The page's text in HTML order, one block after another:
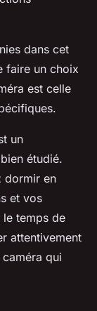
dans cet
faire un choix
est celle
un
étudié.
dormir en
et vos
le temps de
attentivement
qui